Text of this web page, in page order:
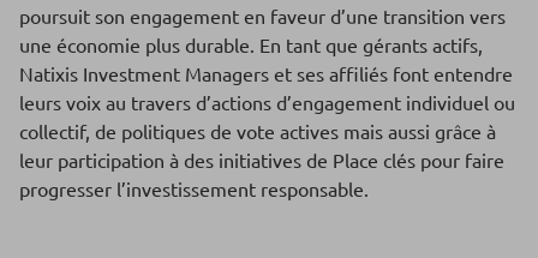
poursuit son engagement en faveur d’une transition vers
une économie plus durable. En tant que gérants actifs,
Natixis Investment Managers et ses affiliés font entendre
leurs voix au travers d’actions d’engagement individuel ou
collectif, de politiques de vote actives mais aussi grâce à
leur participation à des initiatives de Place clés pour faire
progresser l’investissement responsable.